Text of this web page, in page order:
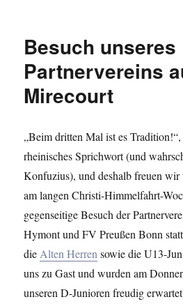
Besuch unseres
Partnervereins
Mirecourt
„Beim dritten Mal ist es Tradition!“,
rheinisches Sprichwort (und
Konfuzius), und deshalb freuen wir
am langen Christi-Himmelfahrt-
gegenseitige Besuch der
Hymont und FV Preußen Bonn
dieAlten Herrensowie die U13-
uns zu Gast und wurden am
unseren D-Junioren freudig